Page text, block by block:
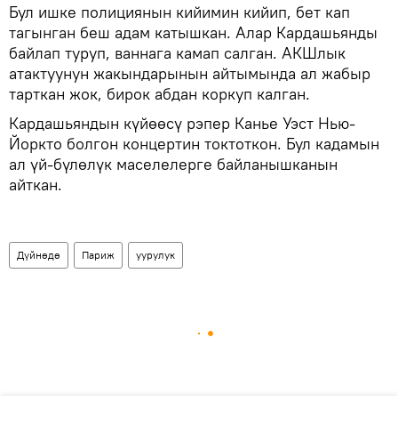
Бул ишке полициянын кийимин кийип, бет кап
тагынган беш адам катышкан. Алар Кардашьянды
байлап туруп, ваннага камап салган. АКШлык
атактуунун жакындарынын айтымында ал жабыр
тарткан жок, бирок абдан коркуп калган.
Кардашьяндын күйөөсү рэпер Канье Уэст Нью-
Йоркто болгон концертин токтоткон. Бул кадамын
ал үй-бүлөлүк маселелерге байланышканын
айткан.
Дүйнөдө Париж уурулук